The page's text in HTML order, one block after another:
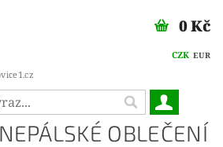
CZK EUR
0 Kč
OBLEČENÍ